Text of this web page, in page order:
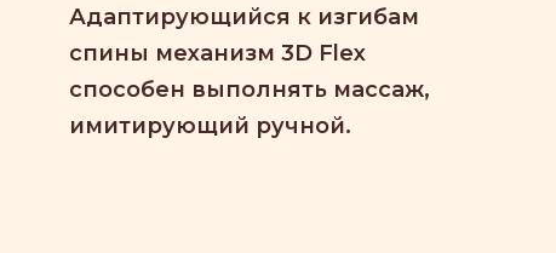
Адаптирующийся к изгибам
спины механизм 3D Flex
способен выполнять массаж,
имитирующий ручной.